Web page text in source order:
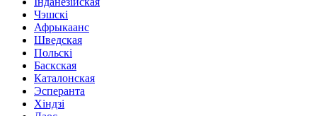
Чэшскі
Афрыкаанс
Шведская
Польскі
Баскская
Каталонская
Эсперанта
Хіндзі